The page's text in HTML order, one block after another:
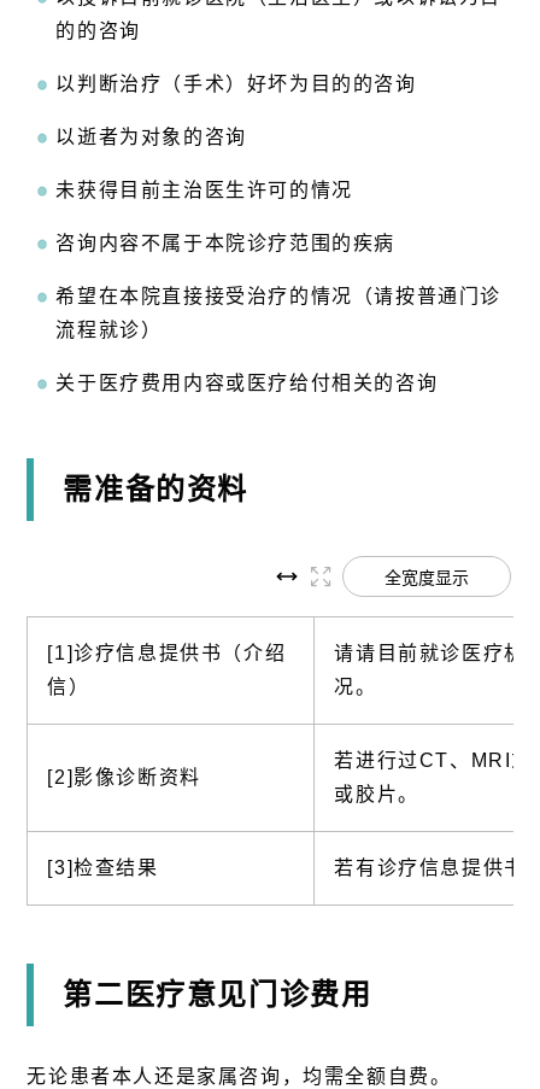
的的咨询
以判断治疗（手术）好坏为目的的咨询
以逝者为对象的咨询
未获得目前主治医生许可的情况
咨询内容不属于本院诊疗范围的疾病
希望在本院直接接受治疗的情况（请按普通门诊
流程就诊）
关于医疗费用内容或医疗给付相关的咨询
需准备的资料
全宽度显示
[1]诊疗信息提供书（介绍
信）
请请目前就诊医疗机
况。
[2]影像诊断资料
若进行过CT、MRI或
或胶片。
[3]检查结果 若有诊疗信息提供书
第二医疗意见门诊费用
无论患者本人还是家属咨询，均需全额自费。